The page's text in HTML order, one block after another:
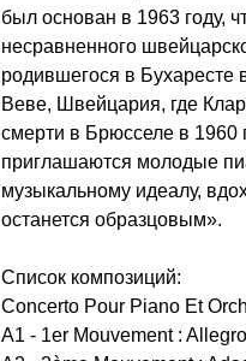
был основан в 1963 году,
несравненного
родившегося в Бухаресте
Веве, Швейцария, где
смерти в Брюсселе в 1960
приглашаются молодые
музыкальному идеалу,
останется образцовым».
Список композиций:
Concerto Pour Piano Et
A1 - 1er Mouvement : Allegro